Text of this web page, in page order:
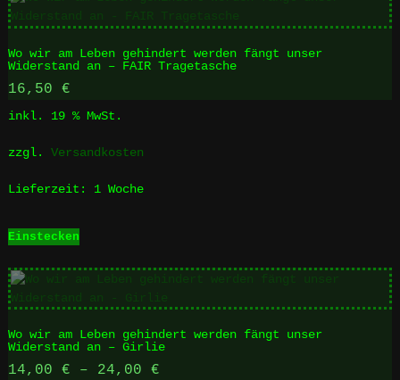
Varianten
Die
Optionen
Produktseite
werden
Wo wir am Leben gehindert werden fängt unser
Widerstand an – FAIR Tragetasche
16,50 €
inkl. 19 % MwSt.
zzgl. Versandkosten
Lieferzeit: 1 Woche
Einstecken
Wo wir am Leben gehindert werden fängt unser
Widerstand an – Girlie
14,00 € – 24,00 €